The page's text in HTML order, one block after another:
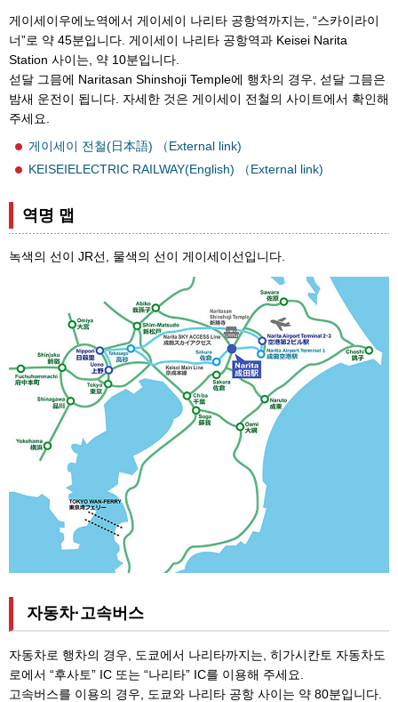
게이세이우에노역에서 게이세이 나리타 공항역까지는, “스카이라이
너”로 약 45분입니다. 게이세이 나리타 공항역과 Keisei Narita
Station 사이는, 약 10분입니다.
섣달 그믐에 Naritasan Shinshoji Temple에 행차의 경우, 섣달 그믐은
밤새 운전이 됩니다. 자세한 것은 게이세이 전철의 사이트에서 확인해
주세요.
게이세이 전철(日本語) （External link)
KEISEIELECTRIC RAILWAY(English) （External link)
역명 맵
녹색의 선이 JR선, 물색의 선이 게이세이선입니다.
자동차·고속버스
자동차로 행차의 경우, 도쿄에서 나리타까지는, 히가시칸토 자동차도
로에서 “후사토” IC 또는 “나리타” IC를 이용해 주세요.
고속버스를 이용의 경우, 도쿄와 나리타 공항 사이는 약 80분입니다.